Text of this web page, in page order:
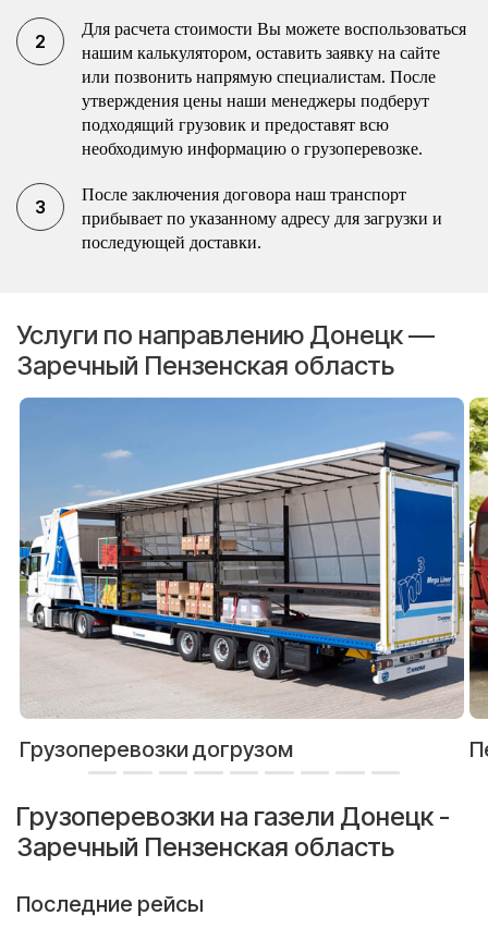
Для расчета стоимости Вы можете воспользоваться
нашим калькулятором, оставить заявку на сайте
или позвонить напрямую специалистам. После
утверждения цены наши менеджеры подберут
подходящий грузовик и предоставят всю
необходимую информацию о грузоперевозке.
После заключения договора наш транспорт
прибывает по указанному адресу для загрузки и
последующей доставки.
Услуги по направлению Донецк —
Заречный Пензенская область
Грузоперевозки догрузом
Грузоперевозки на газели Донецк -
Заречный Пензенская область
Последние рейсы